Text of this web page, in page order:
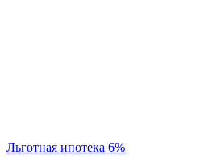
Льготная ипотека 6%